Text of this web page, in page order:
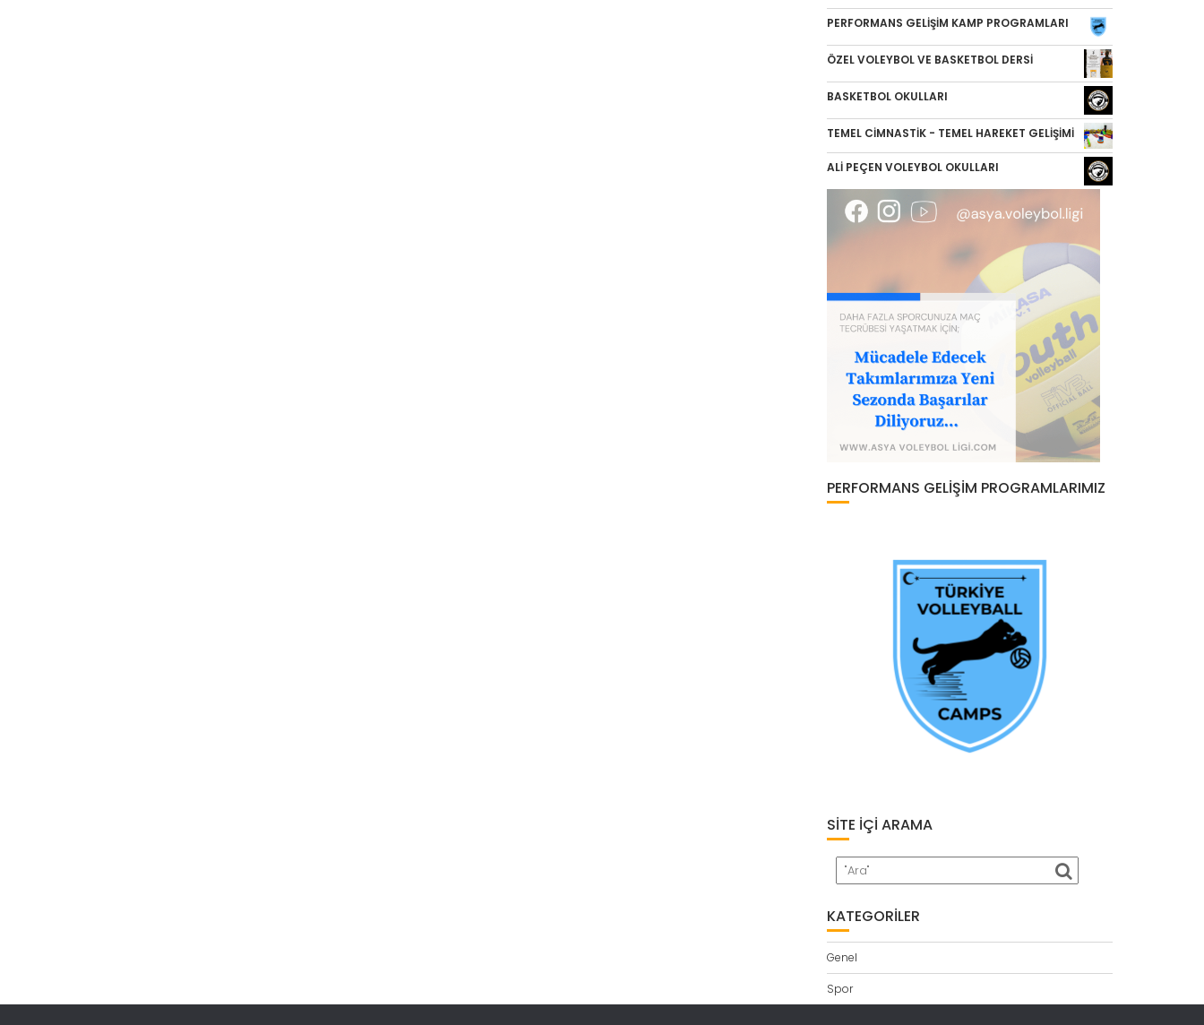
PERFORMANS GELİŞİM KAMP PROGRAMLARI
ÖZEL VOLEYBOL VE BASKETBOL DERSİ
BASKETBOL OKULLARI
TEMEL CİMNASTİK - TEMEL HAREKET GELİŞİMİ
ALİ PEÇEN VOLEYBOL OKULLARI
PERFORMANS GELIŞIM PROGRAMLARIMIZ
SITE İÇI ARAMA
KATEGORILER
Genel
Spor